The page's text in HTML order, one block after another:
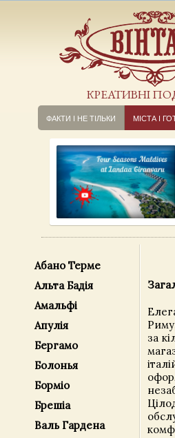
КРЕАТИВНІ
ФАКТИ І НЕ ТІЛЬКИ МІСТА І
Абано Терме
Альта Бадія
Амальфі
Апулія
Бергамо
Болонья
Борміо
Брешіа
Валь Гардена
за